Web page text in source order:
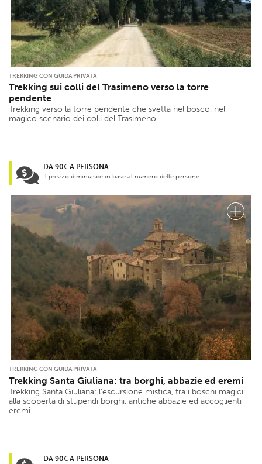
TREKKING CON GUIDA PRIVATA
Trekking sui colli del Trasimeno verso la torre
pendente
Trekking verso la torre pendente che svetta nel bosco, nel
magico scenario dei colli del Trasimeno.
DA 90€ A PERSONA
Il prezzo diminuisce in base al numero delle persone.
TREKKING CON GUIDA PRIVATA
Trekking Santa Giuliana: tra borghi, abbazie ed eremi
Trekking Santa Giuliana: l’escursione mistica, tra i boschi magici
alla scoperta di stupendi borghi, antiche abbazie ed accoglienti
eremi.
DA 90€ A PERSONA